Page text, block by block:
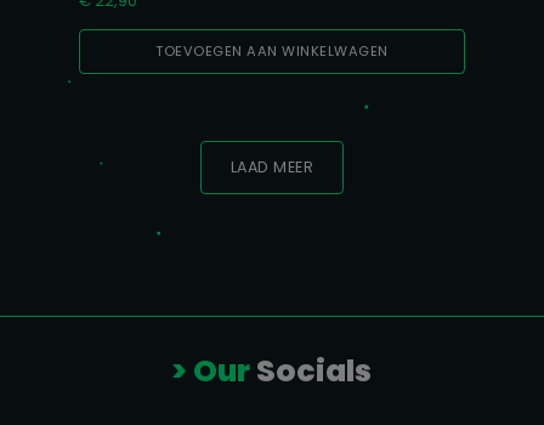
TOEVOEGEN AAN WINKELWAGEN
LAAD MEER
> OurSocials